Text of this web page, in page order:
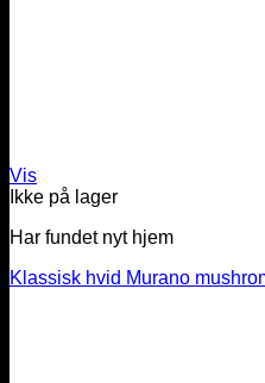
Vis
Ikke på lager
Har fundet nyt hjem
Klassisk hvid Murano